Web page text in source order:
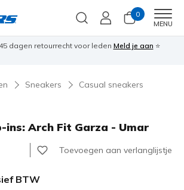
0
MENU
dagen retourrecht voor leden Meld je aan ⭐
Sneakers Casual sneakers
ins: Arch Fit Garza - Umar
Toevoegen aan verlanglijstje
BTW